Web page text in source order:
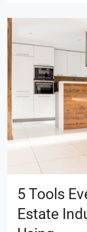
5 Tools
Estate